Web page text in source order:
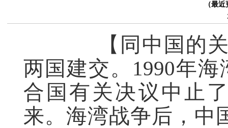
（最
【同中国的
两国建交。1990年
合国有关决议中止
来。海湾战争后，中